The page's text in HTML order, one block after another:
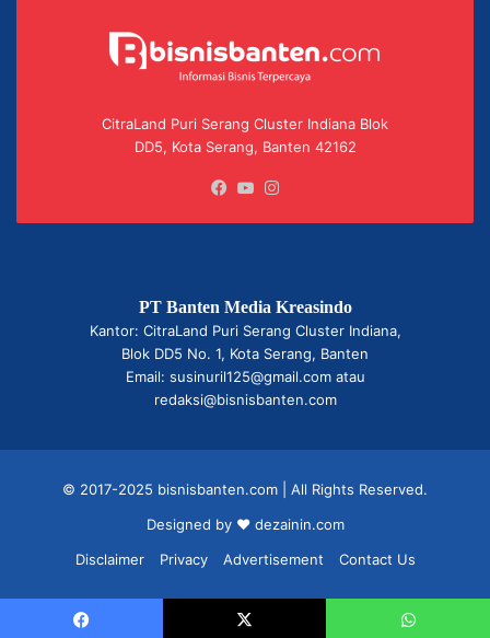
CitraLand Puri Serang Cluster Indiana Blok
DD5, Kota Serang, Banten 42162
Facebook
YouTube
PT Banten Media Kreasindo
Kantor: CitraLand Puri Serang Cluster Indiana,
Blok DD5 No. 1, Kota Serang, Banten
Email: susinuril125@gmail.com atau
redaksi@bisnisbanten.com
© 2017-2025 bisnisbanten.com | All Rights Reserved.
Designed by ❤ dezainin.com
Disclaimer
Privacy Advertisement Contact Us